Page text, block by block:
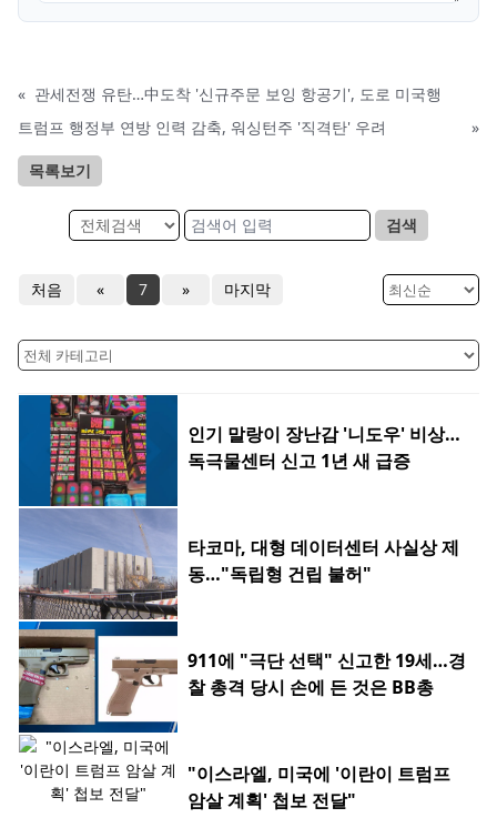
« 관세전쟁 유탄…中도착 '신규주문 보잉 항공기', 도로 미국행
트럼프 행정부 연방 인력 감축, 워싱턴주 '직격탄' 우려
»
목록보기
검색
처음 « 7 » 마지막
인기 말랑이 장난감 '니도우' 비상…
독극물센터 신고 1년 새 급증
타코마, 대형 데이터센터 사실상 제
동…"독립형 건립 불허"
911에 "극단 선택" 신고한 19세…경
찰 총격 당시 손에 든 것은 BB총
"이스라엘, 미국에 '이란이 트럼프
암살 계획' 첩보 전달"